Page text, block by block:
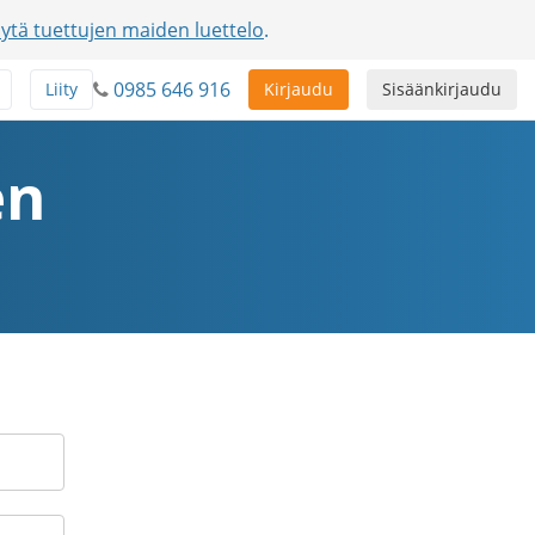
tuettujen maiden luettelo.
Sisäänkirjaudu
Kirjaudu
0985 646 916
Liity